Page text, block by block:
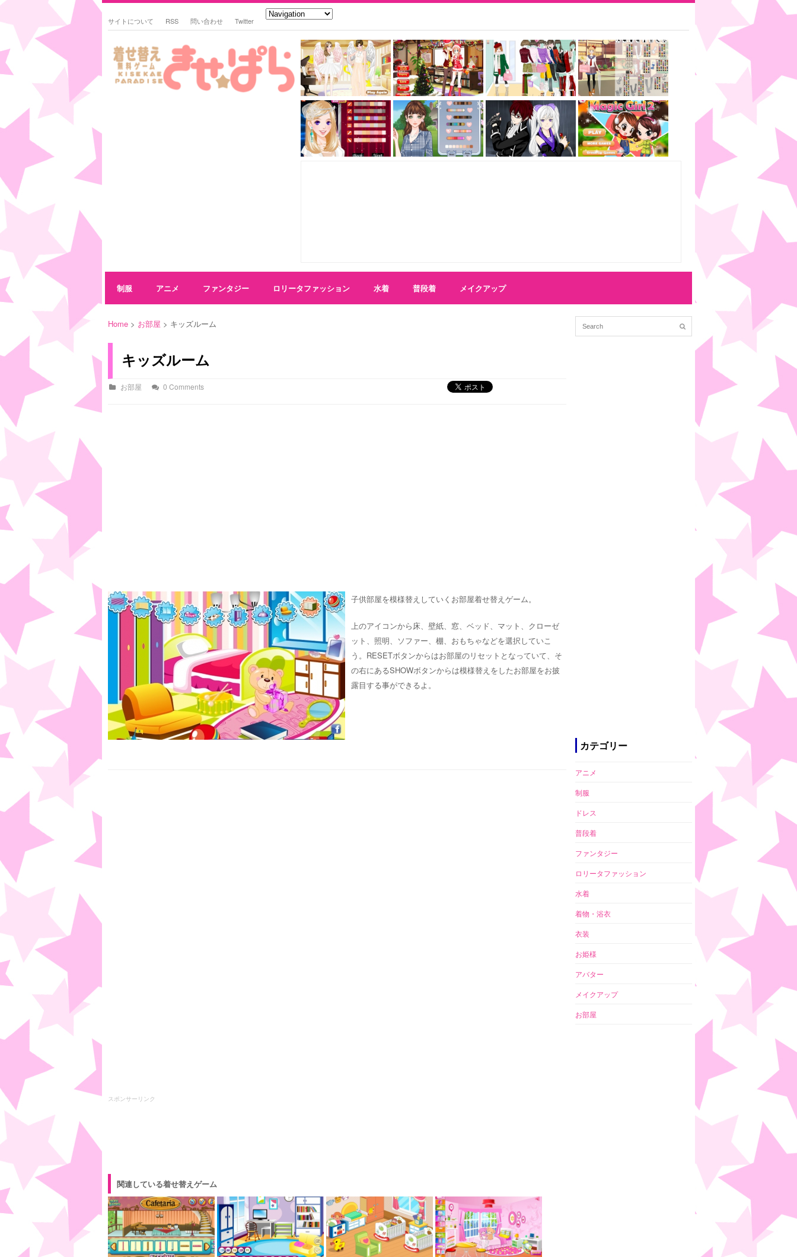
サイトについて RSS 問い合わせ Twitter
制服 アニメ ファンタジー ロリータファッション 水着 普段着 メイクアップ
Home > お部屋 > キッズルーム
キッズルーム
お部屋 0 Comments
子供部屋を模様替えしていくお部屋着せ替えゲーム。
上のアイコンから床、壁紙、窓、ベッド、マット、クローゼ
ット、照明、ソファー、棚、おもちゃなどを選択していこ
う。RESETボタンからはお部屋のリセットとなっていて、そ
の右にあるSHOWボタンからは模様替えをしたお部屋をお披
露目する事ができるよ。
スポンサーリンク
関連している着せ替えゲーム
カテゴリー
アニメ
制服
ドレス
普段着
ファンタジー
ロリータファッション
水着
着物・浴衣
衣装
お姫様
アバター
メイクアップ
お部屋